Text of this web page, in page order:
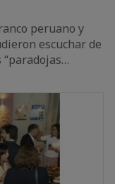
peruano y
escuchar de
“paradojas…